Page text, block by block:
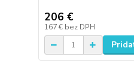
206 €
167 € bez DPH